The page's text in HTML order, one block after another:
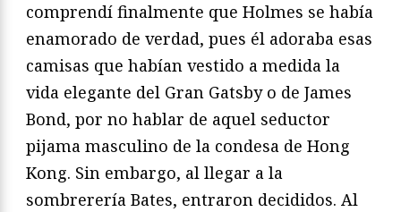
comprendí finalmente que Holmes se había
enamorado de verdad, pues él adoraba esas
camisas que habían vestido a medida la
vida elegante del Gran Gatsby o de James
Bond, por no hablar de aquel seductor
pijama masculino de la condesa de Hong
Kong. Sin embargo, al llegar a la
sombrerería Bates, entraron decididos. Al